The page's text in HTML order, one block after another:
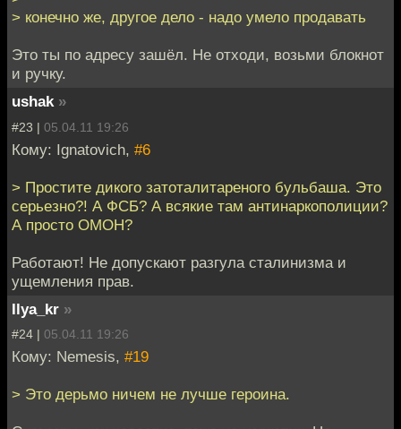
> конечно же, другое дело - надо умело продавать
Это ты по адресу зашёл. Не отходи, возьми блокнот
и ручку.
ushak »
#23 | 05.04.11 19:26
Кому: Ignatovich, #6
> Простите дикого затоталитареного бульбаша. Это
серьезно?! А ФСБ? А всякие там антинаркополиции?
А просто ОМОН?
Работают! Не допускают разгула сталинизма и
ущемления прав.
Ilya_kr »
#24 | 05.04.11 19:26
Кому: Nemesis, #19
> Это дерьмо ничем не лучше героина.